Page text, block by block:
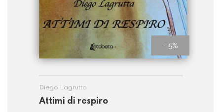
- 5%
Attimi di respiro
Diego Lagrutta